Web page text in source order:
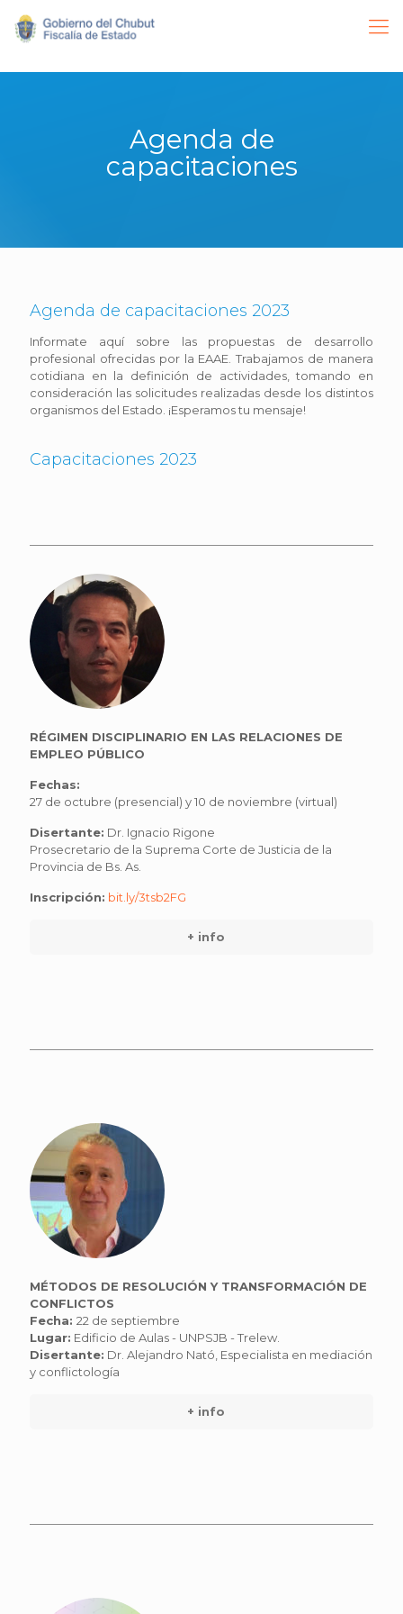
Agenda de
capacitaciones
Agenda de capacitaciones 2023
Informate aquí sobre las propuestas de desarrollo
profesional ofrecidas por la EAAE. Trabajamos de manera
cotidiana en la definición de actividades, tomando en
consideración las solicitudes realizadas desde los distintos
organismos del Estado. ¡Esperamos tu mensaje!
Capacitaciones 2023
RÉGIMEN DISCIPLINARIO EN LAS RELACIONES DE
EMPLEO PÚBLICO
Fechas:
27 de octubre (presencial) y 10 de noviembre (virtual)
Disertante: Dr. Ignacio Rigone
Prosecretario de la Suprema Corte de Justicia de la
Provincia de Bs. As.
Inscripción: bit.ly/3tsb2FG
+ info
MÉTODOS DE RESOLUCIÓN Y TRANSFORMACIÓN DE
CONFLICTOS
Fecha: 22 de septiembre
Lugar: Edificio de Aulas - UNPSJB - Trelew.
Disertante: Dr. Alejandro Nató, Especialista en mediación
y conflictología
+ info